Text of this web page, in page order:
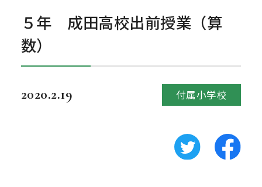
５年 成田高校出前授業（算
数）
2020.2.19 付属小学校